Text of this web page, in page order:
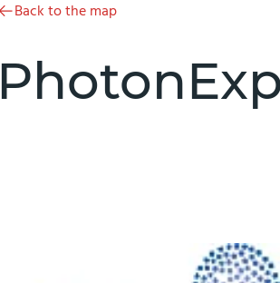
Back to the map